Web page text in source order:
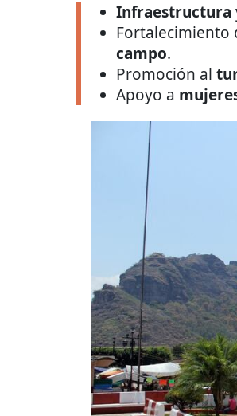
Infraestructura
Fortalecimiento
campo.
Promoción al
Apoyo a